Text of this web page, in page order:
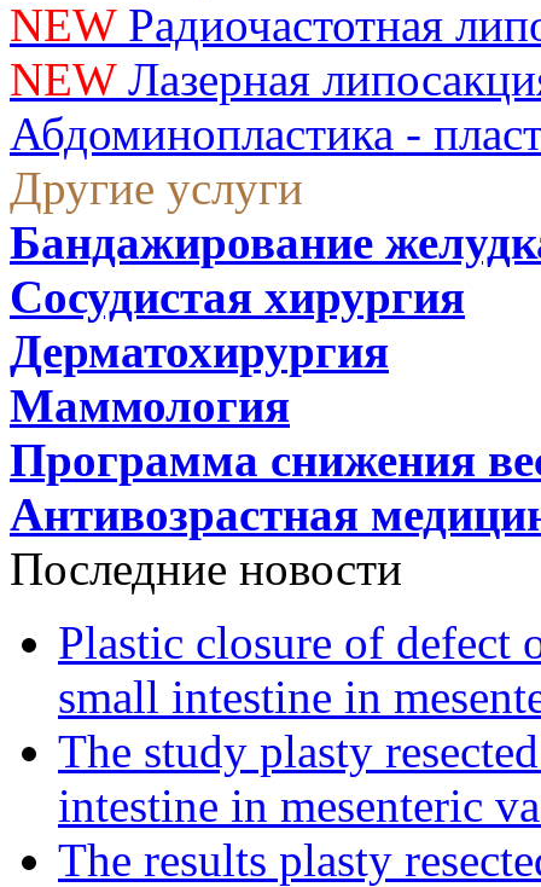
NEWРадиочастотная
NEWЛазерная
Абдоминопластика -
Другие услуги
Бандажирование
Сосудистая хирургия
Дерматохирургия
Маммология
Программа снижения
Антивозрастная
Последние новости
Plastic closure of defect
small intestine in
The study plasty
intestine in mesenteric
The results plasty